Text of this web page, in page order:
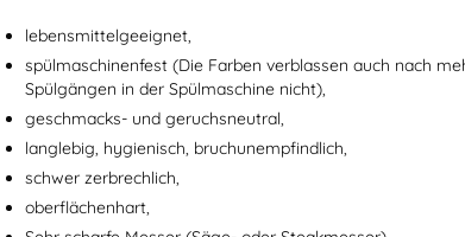
lebensmittelgeeignet,
spülmaschinenfest (Die Farben verblassen auch nach
Spülgängen in der Spülmaschine nicht),
geschmacks- und geruchsneutral,
langlebig, hygienisch, bruchunempfindlich,
schwer zerbrechlich,
oberflächenhart,